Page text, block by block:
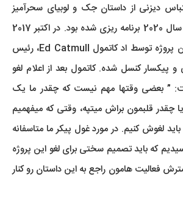
دیزنی از داستان جک و لوبیای سحرآمیز
باشه که برای اکران در سال 2020 برنامه ریزی شده بود. در اکتبر 2017
دیزنی اعلام کرد که این پروژه توسط اد کاتمول Ed Catmull، رئیس
پیکسار کنسل شده. کاتمول بعد از اعلام لغو
” بعضی وقتها مهم نیست که چقدر ما یک
چقدر قلبمون براش میتپه، وقتی که میفهمیم
لغوش کنیم. در مورد غول پیکر ما متاسفانه
که باید تصمیم سختی برای لغو این پروژه
فعالیت هامون راجع به این داستان رو کنار